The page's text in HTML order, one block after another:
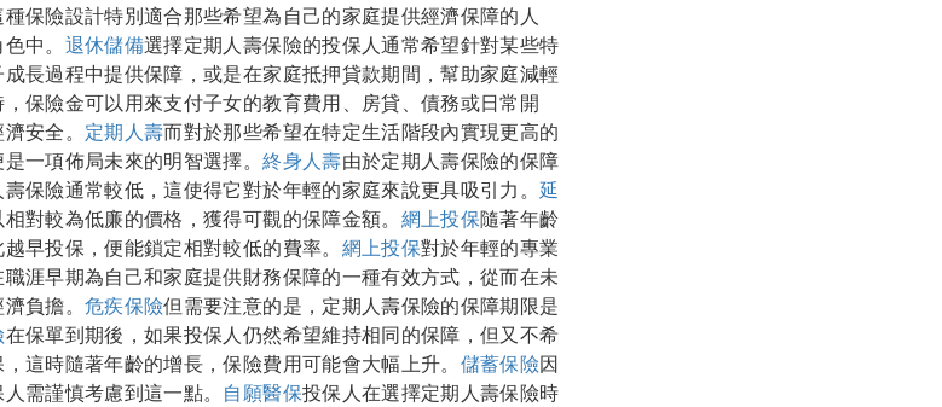
種保險設計特別適合那些希望為自己的家庭提供經濟保障的人
中。 退休儲備選擇定期人壽保險的投保人通常希望針對某些特
長過程中提供保障，或是在家庭抵押貸款期間，幫助家庭減輕
保險金可以用來支付子女的教育費用、房貸、債務或日常開
安全。 定期人壽而對於那些希望在特定生活階段內實現更高的
一項佈局未來的明智選擇。終身人壽由於定期人壽保險的保障
保險通常較低，這使得它對於年輕的家庭來說更具吸引力。延
對較為低廉的價格，獲得可觀的保障金額。 網上投保隨著年齡
早投保，便能鎖定相對較低的費率。 網上投保對於年輕的專業
涯早期為自己和家庭提供財務保障的一種有效方式，從而在未
濟負擔。危疾保險但需要注意的是，定期人壽保險的保障期限是
在保單到期後，如果投保人仍然希望維持相同的保障，但又不希
這時隨著年齡的增長，保險費用可能會大幅上升。 儲蓄保險因
需謹慎考慮到這一點。 自願醫保投保人在選擇定期人壽保險時